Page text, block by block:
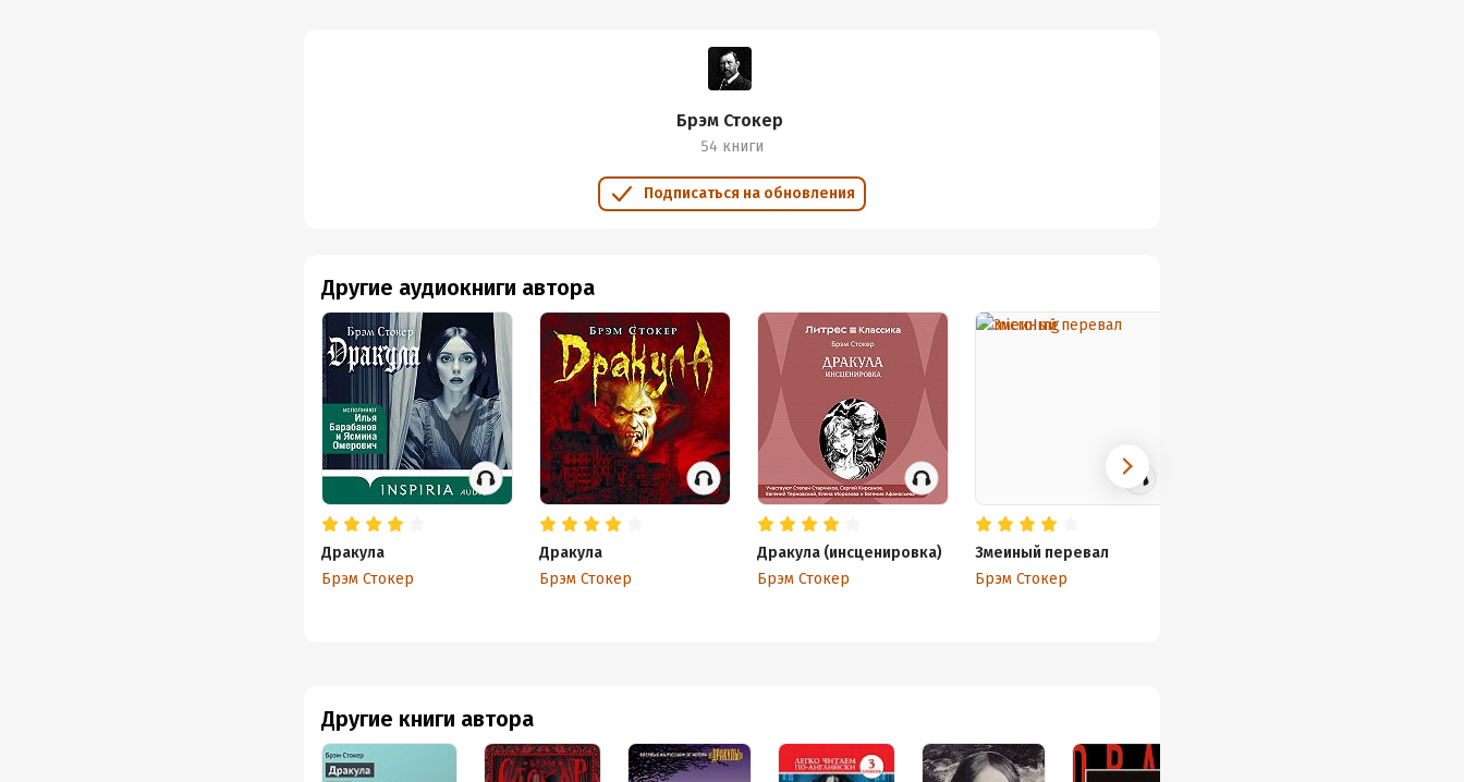
Брэм Стокер
54 книги
Подписаться на обновления
Другие книги автора
Другие аудиокниги автора
Дракула
Брэм Стокер
Дракула
Брэм Стокер
Дракула (инсценировка)
Брэм Стокер
Змеиный перевал
Брэм Стокер